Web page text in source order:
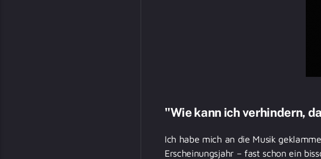
"Wie kann ich verhindern,
Ich habe mich an die Musik
Erscheinungsjahr – fast schon ein